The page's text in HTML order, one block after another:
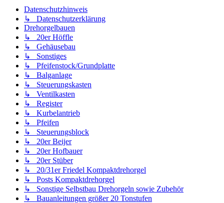
Datenschutzhinweis
↳ Datenschutzerklärung
Drehorgelbauen
↳ 20er Höffle
↳ Gehäusebau
↳ Sonstiges
↳ Pfeifenstock/Grundplatte
↳ Balganlage
↳ Steuerungskasten
↳ Ventilkasten
↳ Register
↳ Kurbelantrieb
↳ Pfeifen
↳ Steuerungsblock
↳ 20er Beijer
↳ 20er Hofbauer
↳ 20er Stüber
↳ 20/31er Friedel Kompaktdrehorgel
↳ Posts Kompaktdrehorgel
↳ Sonstige Selbstbau Drehorgeln sowie Zubehör
↳ Bauanleitungen größer 20 Tonstufen